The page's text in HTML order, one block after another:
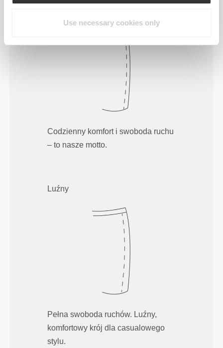
Use necessary cookies only
Normalny
Codzienny komfort i swoboda ruchu
– to nasze motto.
Luźny
Pełna swoboda ruchów. Luźny,
komfortowy krój dla casualowego
stylu.